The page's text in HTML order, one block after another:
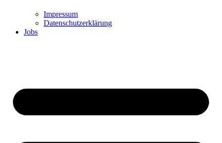
Impressum
Datenschutzerklärung
Jobs